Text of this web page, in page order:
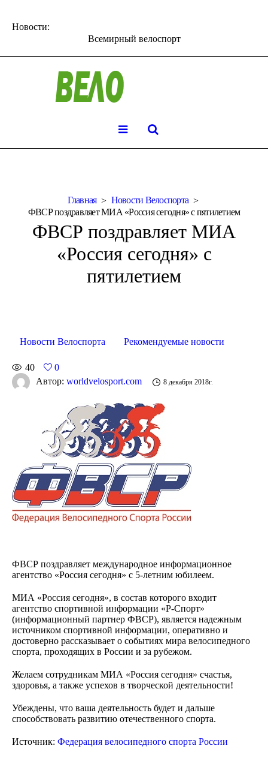
Новости:
Всемирный велоспорт
Главная
Новости Велоспорта
ФВСР поздравляет МИА «Россия сегодня» с пятилетием
ФВСР поздравляет МИА
«Россия сегодня» с
пятилетием
Новости Велоспорта Рекомендуемые новости
40
0
Автор: worldvelosport.com 8 декабря 2018г.
ФВСР поздравляет международное информационное
агентство «Россия сегодня» с 5-летним юбилеем.
МИА «Россия сегодня», в состав которого входит
агентство спортивной информации «Р-Спорт»
(информационный партнер ФВСР), является надежным
источником спортивной информации, оперативно и
достоверно рассказывает о событиях мира велосипедного
спорта, проходящих в России и за рубежом.
Желаем сотрудникам МИА «Россия сегодня» счастья,
здоровья, а также успехов в творческой деятельности!
Убеждены, что ваша деятельность будет и дальше
способствовать развитию отечественного спорта.
Источник: Федерация велосипедного спорта России